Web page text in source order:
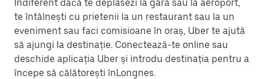
Indiferent dacă te deplasezi la gară sau la aeroport,
te întâlnești cu prietenii la un restaurant sau la un
eveniment sau faci comisioane în oraș, Uber te ajută
să ajungi la destinație. Conectează-te online sau
deschide aplicația Uber și introdu destinația pentru a
începe să călătorești înLongnes.